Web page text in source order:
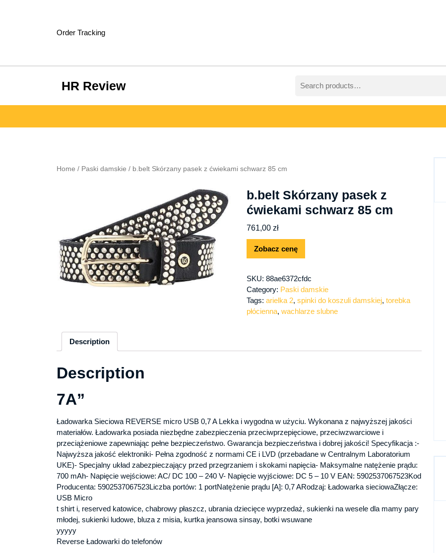
Order Tracking
HR Review
for:
Home / Paski damskie / b.belt Skórzany pasek z ćwiekami schwarz 85 cm
b.belt Skórzany pasek z
ćwiekami schwarz 85 cm
761,00 zł
Zobacz cenę
SKU: 88ae6372cfdc
Category: Paski damskie
Tags: arielka 2, spinki do koszuli damskiej, torebka
płócienna, wachlarze slubne
Description
Description
7A”
Ładowarka Sieciowa REVERSE micro USB 0,7 A Lekka i wygodna w użyciu. Wykonana z najwyższej jakości
materiałów. Ładowarka posiada niezbędne zabezpieczenia przeciwprzepięciowe, przeciwzwarciowe i
przeciążeniowe zapewniając pełne bezpieczeństwo. Gwarancja bezpieczeństwa i dobrej jakości! Specyfikacja :-
Najwyższa jakość elektroniki- Pełna zgodność z normami CE i LVD (przebadane w Centralnym Laboratorium
UKE)- Specjalny układ zabezpieczający przed przegrzaniem i skokami napięcia- Maksymalne natężenie prądu:
700 mAh- Napięcie wejściowe: AC/ DC 100 – 240 V- Napięcie wyjściowe: DC 5 – 10 V EAN: 5902537067523Kod
Producenta: 5902537067523Liczba portów: 1 portNatężenie prądu [A]: 0,7 ARodzaj: Ładowarka sieciowaZłącze:
USB Micro
t shirt i, reserved katowice, chabrowy płaszcz, ubrania dziecięce wyprzedaż, sukienki na wesele dla mamy pary
młodej, sukienki ludowe, bluza z misia, kurtka jeansowa sinsay, botki wsuwane
yyyyy
Reverse Ładowarki do telefonów